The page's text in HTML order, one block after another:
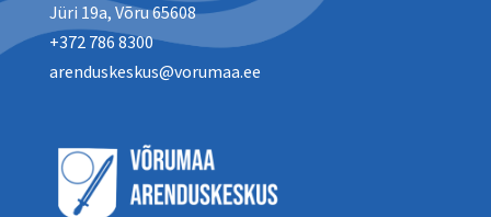
Jüri 19a, Võru 65608
+372 786 8300
arenduskeskus@vorumaa.ee